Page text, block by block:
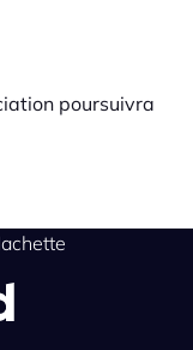
poursuivra